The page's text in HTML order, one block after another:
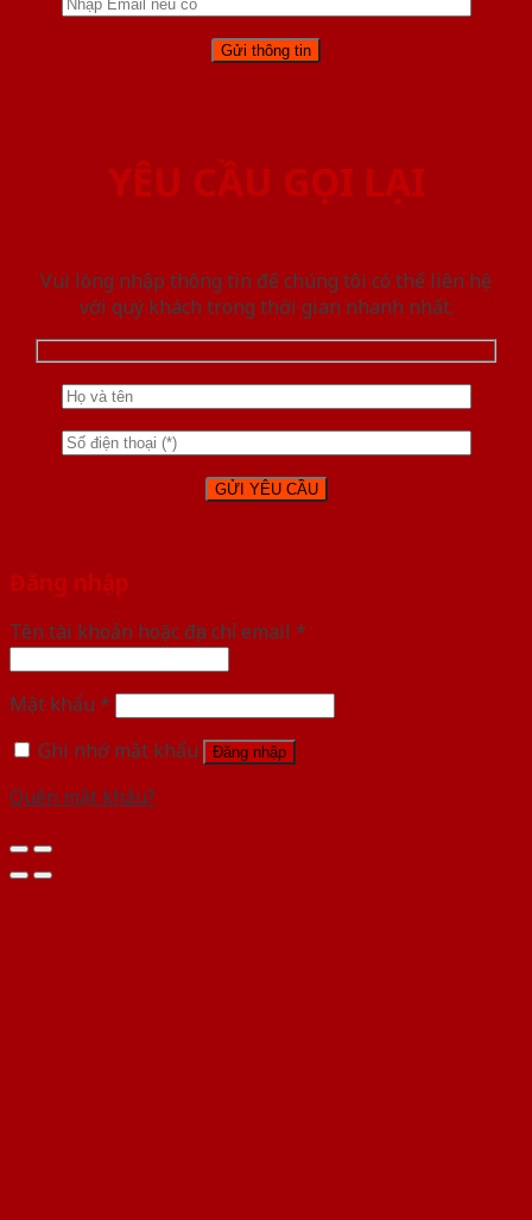
YÊU CẦU GỌI LẠI
Vui lòng nhập thông tin để chúng tôi có thể liên hệ
với quý khách trong thời gian nhanh nhất.
Đăng nhập
Tên tài khoản hoặc địa chỉ email *
Mật khẩu *
Ghi nhớ mật khẩu
Đăng nhập
Quên mật khẩu?